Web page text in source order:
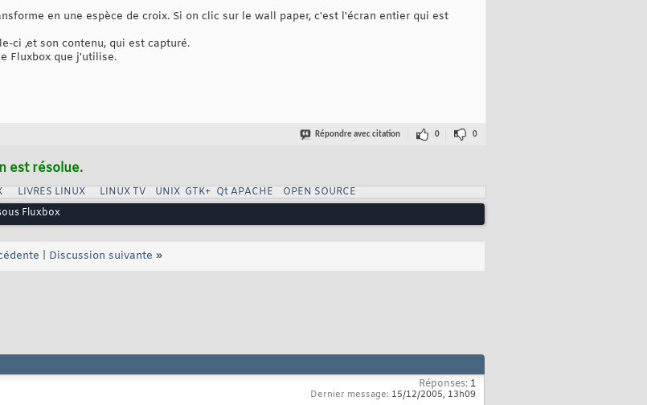
en une espèce de croix. Si on clic sur le wall paper, c'est l'écran entier qui est
ci ,et son contenu, qui est capturé.
Fluxbox que j'utilise.
Répondre avec citation 0 0
est résolue.
LIVRES LINUX LINUX TV UNIX GTK+ Qt APACHE
OPEN SOURCE
Fluxbox
Discussion suivante »
Réponses: 1
Dernier message: 15/12/2005, 13h09